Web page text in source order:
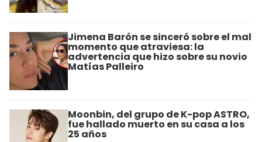
Jimena Barón se sinceró sobre el mal
momento que atraviesa: la
advertencia que hizo sobre su novio
Matías Palleiro
Moonbin, del grupo de K-pop ASTRO,
fue hallado muerto en su casa a los
25 años